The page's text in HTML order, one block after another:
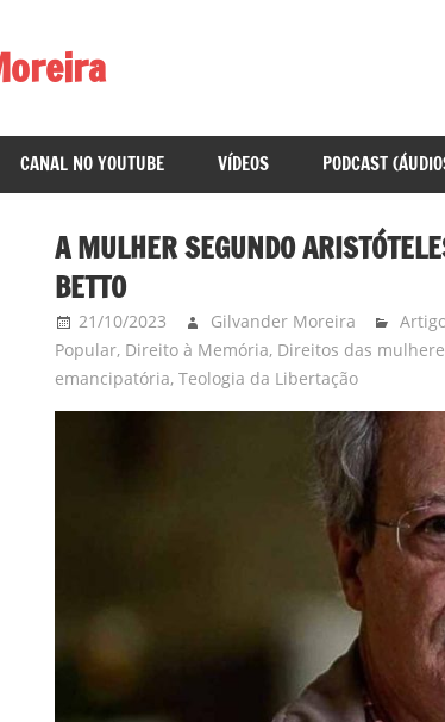
CANAL NO YOUTUBE VÍDEOS PODCAST
A MULHER SEGUNDO
BETTO
21/10/2023 Gilvander Moreira
Popular, Direito à Memória, Direitos das
emancipatória,Teologia da Libertação